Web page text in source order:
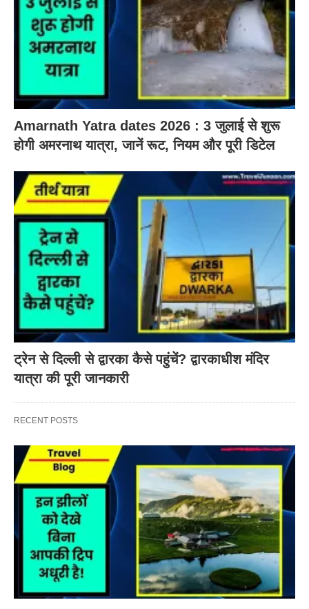
Amarnath Yatra dates 2026 : 3 जुलाई से शुरू
होगी अमरनाथ यात्रा, जानें रूट, नियम और पूरी डिटेल
ट्रेन से दिल्ली से द्वारका कैसे पहुंचें? द्वारकाधीश मंदिर
यात्रा की पूरी जानकारी
RECENT POSTS